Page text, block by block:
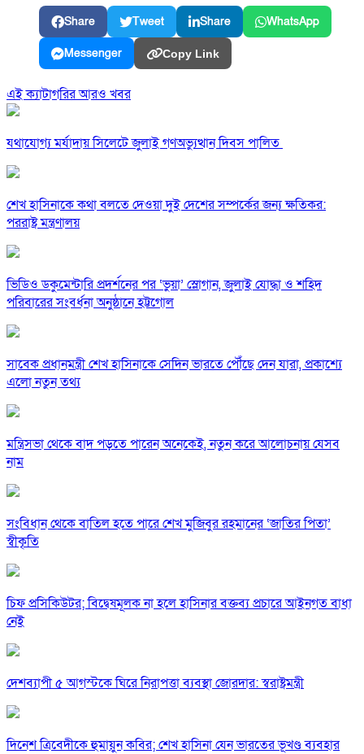
Share Tweet Share WhatsApp
Messenger Copy Link
এই ক্যাটাগরির আরও খবর
যথাযোগ্য মর্যাদায় সিলেটে জুলাই গণঅভ্যুত্থান দিবস পালিত
শেখ হাসিনাকে কথা বলতে দেওয়া দুই দেশের সম্পর্কের জন্য ক্ষতিকর:
পররাষ্ট্র মন্ত্রণালয়
ভিডিও ডকুমেন্টারি প্রদর্শনের পর ‘ভুয়া’ স্লোগান, জুলাই যোদ্ধা ও শহিদ
পরিবারের সংবর্ধনা অনুষ্ঠানে হট্টগোল
সাবেক প্রধানমন্ত্রী শেখ হাসিনাকে সেদিন ভারতে পৌঁছে দেন যারা, প্রকাশ্যে
এলো নতুন তথ্য
মন্ত্রিসভা থেকে বাদ পড়তে পারেন অনেকেই, নতুন করে আলোচনায় যেসব
নাম
সংবিধান থেকে বাতিল হতে পারে শেখ মুজিবুর রহমানের ‘জাতির পিতা’
স্বীকৃতি
চিফ প্রসিকিউটর; বিদ্বেষমূলক না হলে হাসিনার বক্তব্য প্রচারে আইনগত বাধা
নেই
দেশব্যাপী ৫ আগস্টকে ঘিরে নিরাপত্তা ব্যবস্থা জোরদার: স্বরাষ্ট্রমন্ত্রী
দিনেশ ত্রিবেদীকে হুমায়ুন কবির; শেখ হাসিনা যেন ভারতের ভূখণ্ড ব্যবহার